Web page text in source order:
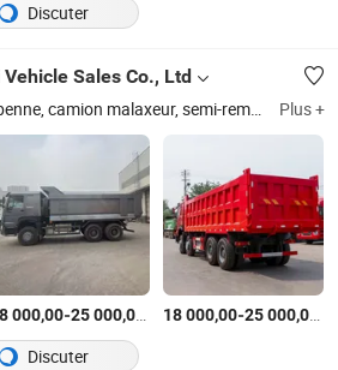
Discuter
Sales Co., Ltd
Tête de tracteur, camion benne, camion malaxeur, semi-remorque, machines de construction, véhicules spécialisés, véhicules agricoles, accessoires, tuk-tuk, foreuse Plus +
/unit
000,00-25 000,00 $US/unit
18 000,00-25 000,00
Discuter